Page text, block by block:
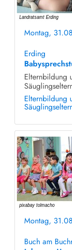
Montag,
Erding
Elternbildung
Elternbildung
Montag,
Buch am